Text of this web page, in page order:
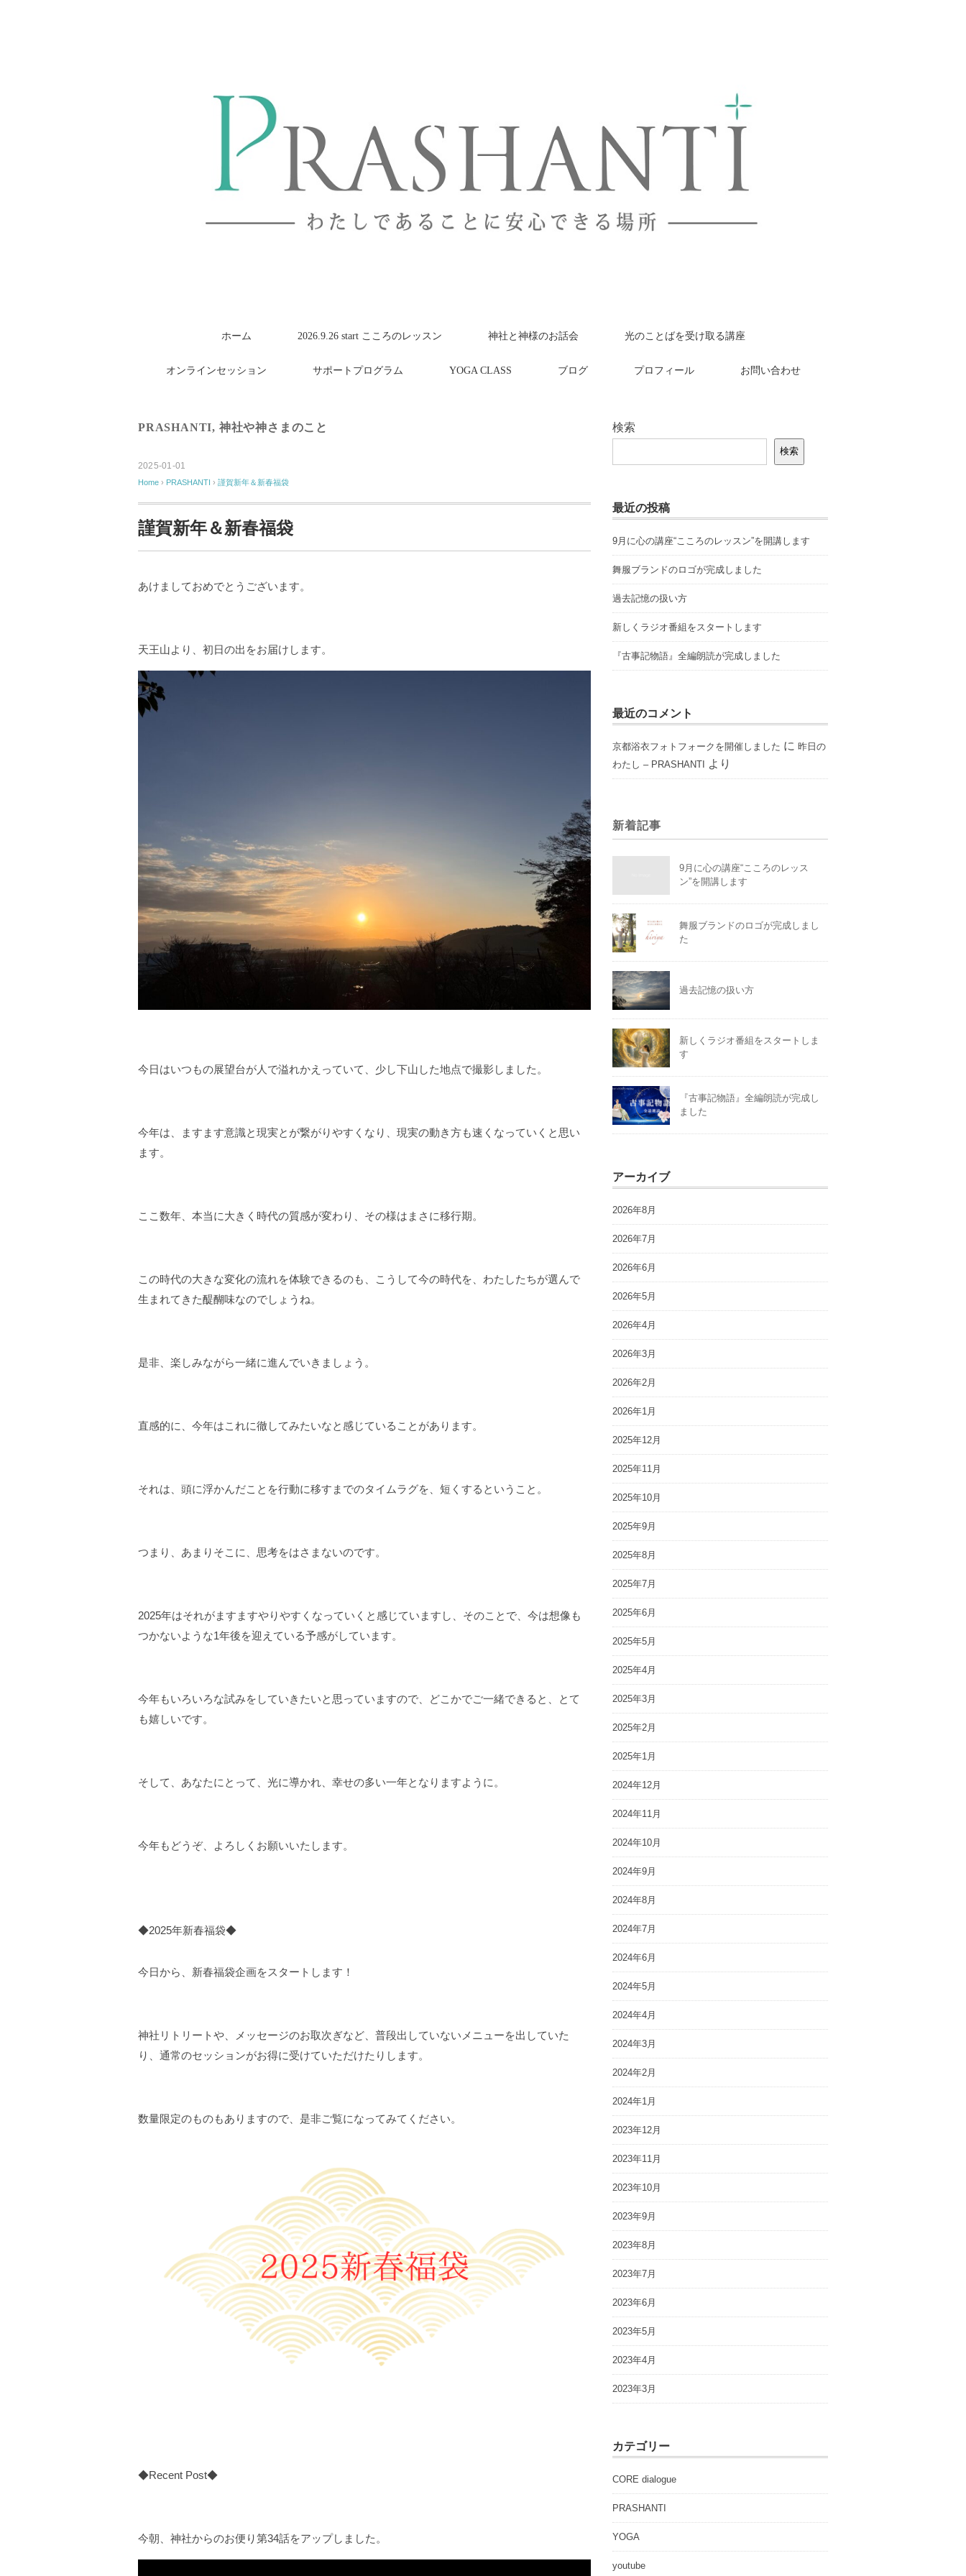
ホーム 2026.9.26 start こころのレッスン 神社と神様のお話会 光のことばを受け取る講座
オンラインセッション サポートプログラム YOGA CLASS ブログ プロフィール お問い合わせ
PRASHANTI, 神社や神さまのこと
2025-01-01
Home › PRASHANTI › 謹賀新年＆新春福袋
謹賀新年＆新春福袋
あけましておめでとうございます。
天王山より、初日の出をお届けします。
今日はいつもの展望台が人で溢れかえっていて、少し下山した地点で撮影しました。
今年は、ますます意識と現実とが繋がりやすくなり、現実の動き方も速くなっていくと思い
ます。
ここ数年、本当に大きく時代の質感が変わり、その様はまさに移行期。
この時代の大きな変化の流れを体験できるのも、こうして今の時代を、わたしたちが選んで
生まれてきた醍醐味なのでしょうね。
是非、楽しみながら一緒に進んでいきましょう。
直感的に、今年はこれに徹してみたいなと感じていることがあります。
それは、頭に浮かんだことを行動に移すまでのタイムラグを、短くするということ。
つまり、あまりそこに、思考をはさまないのです。
2025年はそれがますますやりやすくなっていくと感じていますし、そのことで、今は想像も
つかないような1年後を迎えている予感がしています。
今年もいろいろな試みをしていきたいと思っていますので、どこかでご一緒できると、とて
も嬉しいです。
そして、あなたにとって、光に導かれ、幸せの多い一年となりますように。
今年もどうぞ、よろしくお願いいたします。
◆2025年新春福袋◆
今日から、新春福袋企画をスタートします！
神社リトリートや、メッセージのお取次ぎなど、普段出していないメニューを出していた
り、通常のセッションがお得に受けていただけたりします。
数量限定のものもありますので、是非ご覧になってみてください。
◆Recent Post◆
今朝、神社からのお便り第34話をアップしました。
検索
検索
最近の投稿
9月に心の講座“こころのレッスン”を開講します
舞服ブランドのロゴが完成しました
過去記憶の扱い方
新しくラジオ番組をスタートします
『古事記物語』全編朗読が完成しました
最近のコメント
京都浴衣フォトフォークを開催しました に昨日の
わたし – PRASHANTI
より
新着記事
9月に心の講座“こころのレッス
ン”を開講します
舞服ブランドのロゴが完成しまし
た
過去記憶の扱い方
新しくラジオ番組をスタートしま
す
『古事記物語』全編朗読が完成し
ました
アーカイブ
2026年8月
2026年7月
2026年6月
2026年5月
2026年4月
2026年3月
2026年2月
2026年1月
2025年12月
2025年11月
2025年10月
2025年9月
2025年8月
2025年7月
2025年6月
2025年5月
2025年4月
2025年3月
2025年2月
2025年1月
2024年12月
2024年11月
2024年10月
2024年9月
2024年8月
2024年7月
2024年6月
2024年5月
2024年4月
2024年3月
2024年2月
2024年1月
2023年12月
2023年11月
2023年10月
2023年9月
2023年8月
2023年7月
2023年6月
2023年5月
2023年4月
2023年3月
カテゴリー
CORE dialogue
PRASHANTI
YOGA
youtube